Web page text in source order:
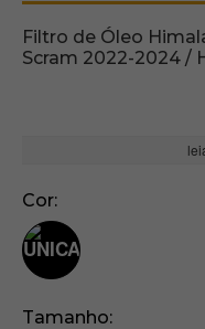
Filtro de Óleo
Scram 2022-2024 /
Cor
Tamanho